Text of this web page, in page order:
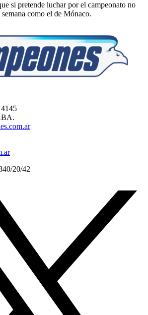
si pretende luchar por el campeonato no
como el de Mónaco.
20/42